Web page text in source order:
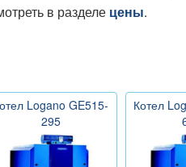
в разделе цены.
Logano GE515-
295
Котел